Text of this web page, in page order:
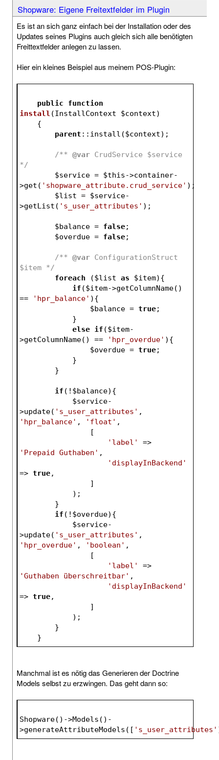
Shopware: Eigene Freitextfelder im Plugin
Es ist an sich ganz einfach bei der Installation oder des
Updates seines Plugins auch gleich sich alle benötigten
Freittextfelder anlegen zu lassen.
Hier ein kleines Beispiel aus meinem POS-Plugin:
public
function
install (InstallContext $context)
{
parent ::install($context);
/** @var CrudService $service
*/
$service = $this->container-
>get( 'shopware_attribute.crud_service' );
$list = $service-
>getList( 's_user_attributes' );
$balance = false;
$overdue = false;
/** @var ConfigurationStruct
$item */
foreach ($list as $item){
if ($item->getColumnName()
==
'hpr_balance' ){
$balance = true;
            }
else if ($item-
>getColumnName() ==
'hpr_overdue' ){
$overdue = true;
            }
        }
if (! $balance){
$service-
>update( 's_user_attributes'
'hpr_balance' , 'float' ,
                [
'label'
'Prepaid Guthaben' ,
'displayInBackend'
=> true,
                ]
            );
        }
if (! $overdue){
$service-
>update( 's_user_attributes'
'hpr_overdue' , 'boolean' ,
                [
'label'
'Guthaben überschreitbar' ,
'displayInBackend'
=> true,
                ]
            );
        }
    }
Manchmal ist es nötig das Generieren der Doctrine
Models selbst zu erzwingen. Das geht dann so:
Shopware()->Models()-
>generateAttributeModels([ 's_user_attributes'